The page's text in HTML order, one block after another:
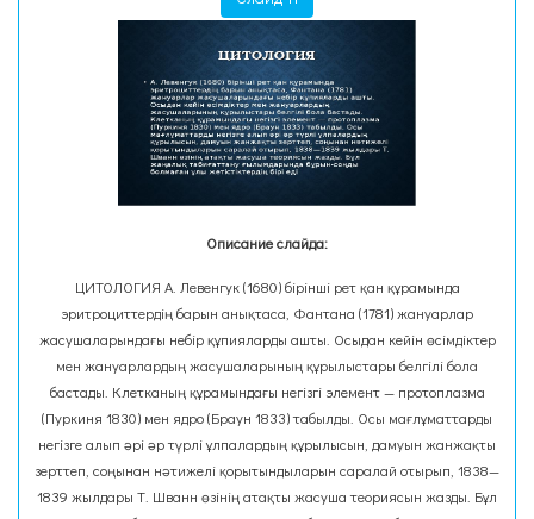
Описание слайда:
ЦИТОЛОГИЯ А. Левенгук (1680) бірінші рет қан құрамында
эритроциттердің барын анықтаса, Фантана (1781) жануарлар
жасушаларындағы небір құпияларды ашты. Осыдан кейін өсімдіктер
мен жануарлардың жасушаларының құрылыстары белгілі бола
бастады. Клетканың құрамындағы негізгі элемент — протоплазма
(Пуркиня 1830) мен ядро (Браун 1833) табылды. Осы мағлұматтарды
негізге алып әрі әр түрлі ұлпалардың құрылысын, дамуын жанжақты
зерттеп, соңынан нәтижелі қорытындыларын саралай отырып, 1838—
1839 жылдары Т. Шванн өзінің атақты жасуша теориясын жазды. Бұл